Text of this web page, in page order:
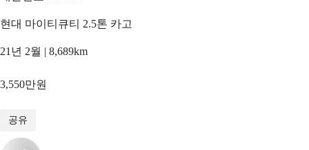
현대 마이티큐티 2.5톤 카고
21년 2월 | 8,689km
3,550만원
공유
/15